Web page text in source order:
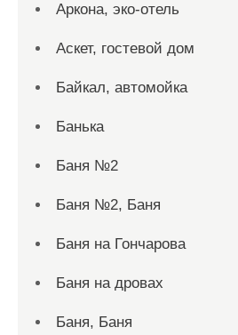
Аркона, эко-отель
Аскет, гостевой дом
Байкал, автомойка
Банька
Баня №2
Баня №2, Баня
Баня на Гончарова
Баня на дровах
Баня, Баня